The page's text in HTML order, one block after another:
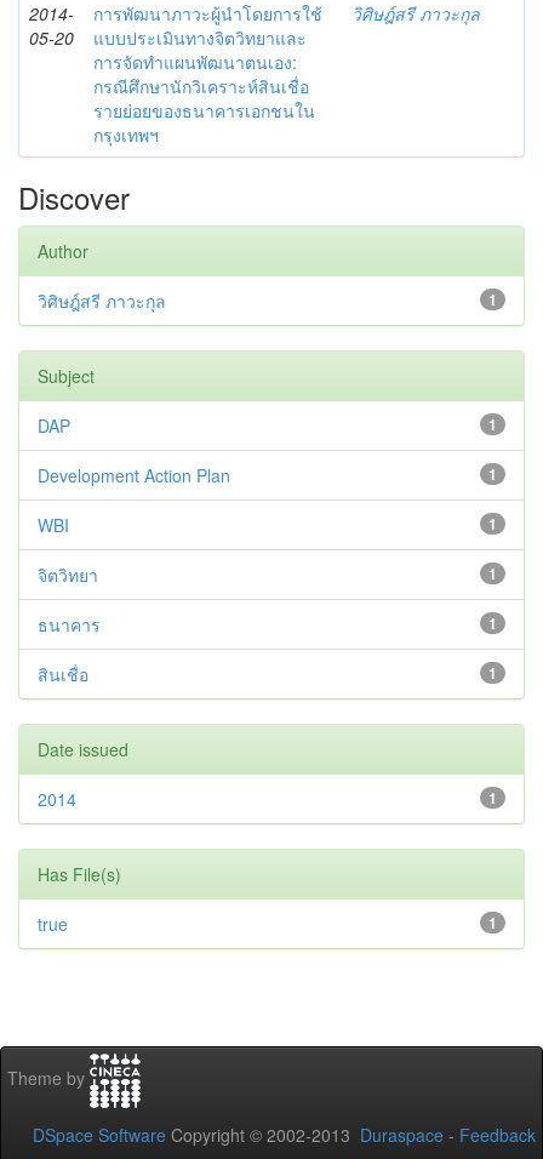
2014-
05-20
การพัฒนาภาวะผู้นำโดยการใช้
แบบประเมินทางจิตวิทยาและ
การจัดทำแผนพัฒนาตนเอง:
กรณีศึกษานักวิเคราะห์สินเชื่อ
รายย่อยของธนาคารเอกชนใน
กรุงเทพฯ
วิศิษฎ์สรี ภาวะกุล
Discover
Author
1
วิศิษฎ์สรี ภาวะกุล
Subject
1
DAP
1
Development Action Plan
1
WBI
1
จิตวิทยา
1
ธนาคาร
1
สินเชื่อ
Date issued
1
2014
Has File(s)
1
true
Theme by
DSpace Software Copyright © 2002-2013 Duraspace - Feedback